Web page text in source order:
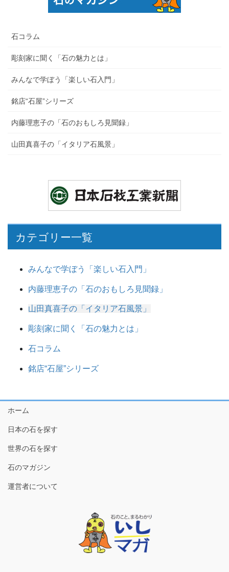
石コラム
彫刻家に聞く「石の魅力とは」
みんなで学ぼう「楽しい石入門」
銘店“石屋”シリーズ
内藤理恵子の「石のおもしろ見聞録」
山田真喜子の「イタリア石風景」
カテゴリー一覧
みんなで学ぼう「楽しい石入門」
内藤理恵子の「石のおもしろ見聞録」
山田真喜子の「イタリア石風景」
彫刻家に聞く「石の魅力とは」
石コラム
銘店“石屋”シリーズ
ホーム
日本の石を探す
世界の石を探す
石のマガジン
運営者について